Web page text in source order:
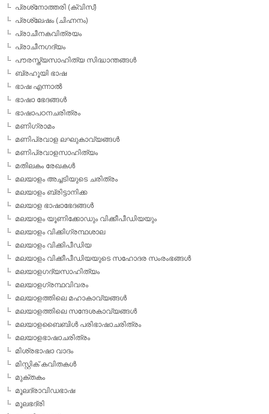
പ്രശ്‌നോത്തരി (ക്വിസ്)
പ്രശ്ലേഷം (ചിഹ്നനം)
പ്രാചീനകവിത്രയം
പ്രാചീനഗദ്യം
പൗരസ്ത്യസാഹിത്യ സിദ്ധാന്തങ്ങള്‍
ബ്രഹൂയി ഭാഷ
ഭാഷ എന്നാല്‍
ഭാഷാ ഭേദങ്ങള്‍
ഭാഷാപഠനചരിത്രം
മണിഗ്രാമം
മണിപ്രവാള ലഘുകാവ്യങ്ങള്‍
മണിപ്രവാളസാഹിത്യം
മതിലകം രേഖകള്‍
മലയാളം അച്ചടിയുടെ ചരിത്രം
മലയാളം ബ്രിട്ടാനിക്ക
മലയാള ഭാഷാഭേദങ്ങള്‍
മലയാളം യൂണിക്കോഡും വിക്കീപീഡിയയും
മലയാളം വിക്കിഗ്രന്ഥശാല
മലയാളം വിക്കിപീഡിയ
മലയാളം വിക്കീപീഡിയയുടെ സഹോദര സംരംഭങ്ങള്‍
മലയാളഗദ്യസാഹിത്യം
മലയാളഗ്രന്ഥവിവരം
മലയാളത്തിലെ മഹാകാവ്യങ്ങള്‍
മലയാളത്തിലെ സന്ദേശകാവ്യങ്ങള്‍
മലയാളബൈബിള്‍ പരിഭാഷാചരിത്രം
മലയാളഭാഷാചരിത്രം
മിശ്രഭാഷാ വാദം
മിസ്റ്റിക് കവിതകള്‍
മുക്തകം
മൂലദ്രാവിഡഭാഷ
മൂലഭദ്രി